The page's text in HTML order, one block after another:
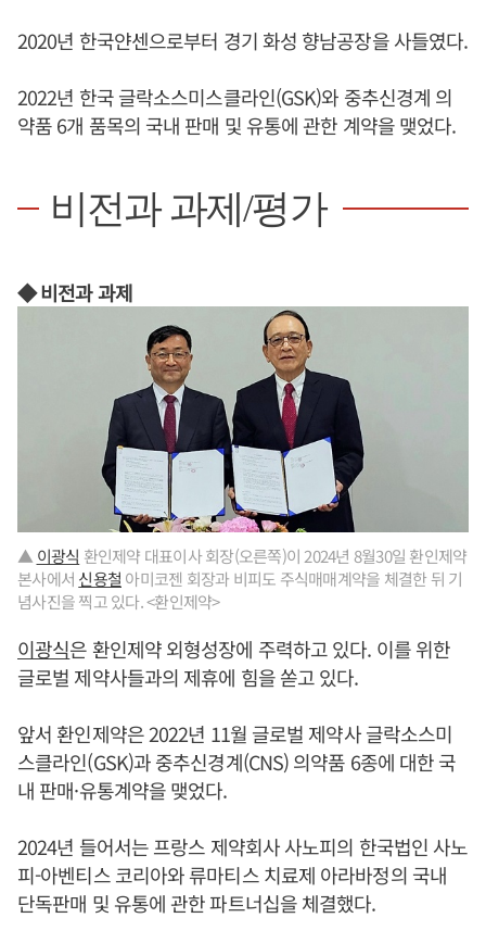
2020년 한국얀센으로부터 경기 화성 향남공장을 사들였다.
2022년 한국 글락소스미스클라인(GSK)와 중추신경계 의
약품 6개 품목의 국내 판매 및 유통에 관한 계약을 맺었다.
비전과 과제/평가
◆ 비전과 과제
▲ 이광식 환인제약 대표이사 회장(오른쪽)이 2024년 8월30일 환인제약
본사에서 신용철 아미코젠 회장과 비피도 주식매매계약을 체결한 뒤 기
념사진을 찍고 있다. <환인제약>
이광식은 환인제약 외형성장에 주력하고 있다. 이를 위한
글로벌 제약사들과의 제휴에 힘을 쏟고 있다.
앞서 환인제약은 2022년 11월 글로벌 제약사 글락소스미
스클라인(GSK)과 중추신경계(CNS) 의약품 6종에 대한 국
내 판매·유통계약을 맺었다.
2024년 들어서는 프랑스 제약회사 사노피의 한국법인 사노
피-아벤티스 코리아와 류마티스 치료제 아라바정의 국내
단독판매 및 유통에 관한 파트너십을 체결했다.